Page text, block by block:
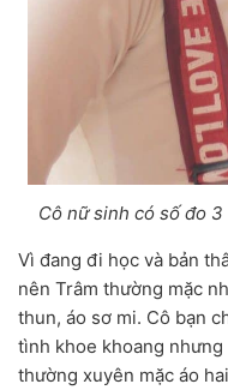
Cô nữ sinh có số đo
Vì đang đi học và bản
nên Trâm thường mặc
thun, áo sơ mi. Cô bạn
tình khoe khoang
thường xuyên mặc áo